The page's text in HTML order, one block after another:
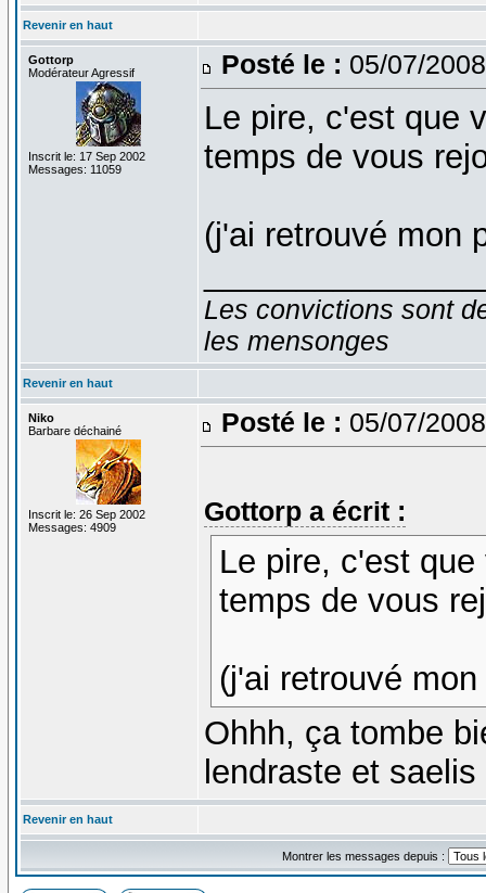
Revenir en haut
Gottorp
Modérateur Agressif
Inscrit le: 17 Sep 2002
Messages: 11059
Posté le : 05/07/
Le pire, c'est que
temps de vous
(j'ai retrouvé mon
Les convictions sont
les mensonges
Revenir en haut
Niko
Barbare déchainé
Inscrit le: 26 Sep 2002
Messages: 4909
Posté le : 05/07/
Gottorp a écrit :
Le pire, c'est
temps de vous
(j'ai retrouvé
Ohhh, ça tombe
lendraste et
Revenir en haut
Montrer les messages depuis :